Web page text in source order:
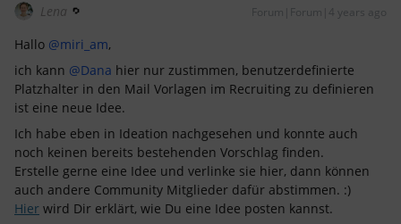
Lena Forum|Forum|4 years ago
Hallo @miri_am,
ich kann @Dana hier nur zustimmen, benutzerdefinierte
Platzhalter in den Mail Vorlagen im Recruiting zu definieren
ist eine neue Idee.
Ich habe eben in Ideation nachgesehen und konnte auch
noch keinen bereits bestehenden Vorschlag finden.
Erstelle gerne eine Idee und verlinke sie hier, dann können
auch andere Community Mitglieder dafür abstimmen. :)
Hier wird Dir erklärt, wie Du eine Idee posten kannst.